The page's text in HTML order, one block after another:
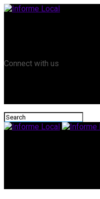
Connect with us